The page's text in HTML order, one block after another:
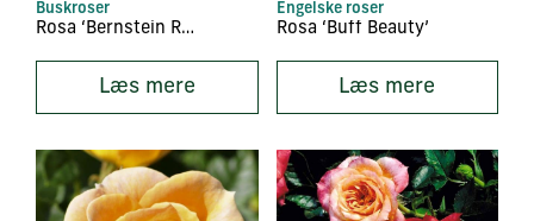
Buskroser
Rosa ‘Bernstein Rose’
Læs mere
Engelske roser
Rosa ‘Buff Beauty’
Læs mere